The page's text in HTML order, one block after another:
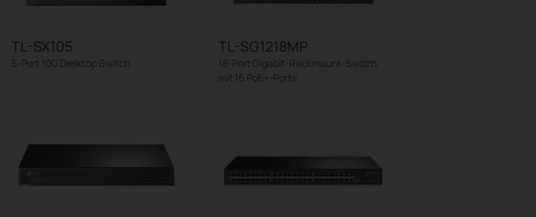
TL-SX105
5-Port 10G Desktop Switch
TL-SG1218MP
18-Port Gigabit-Rackmount-Switch
mit 16 PoE+-Ports